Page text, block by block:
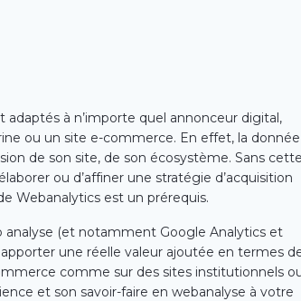
adaptés à n’importe quel annonceur digital,
ou un site e-commerce. En effet, la donnée
de son site, de son écosystème. Sans cette
ou d’affiner une stratégie d’acquisition
Webanalytics est un prérequis.
analyse (et notamment Google Analytics et
une réelle valeur ajoutée en termes
comme sur des sites institutionnels
et son savoir-faire en webanalyse à votre